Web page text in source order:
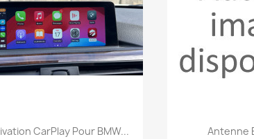
Aperçu rapide
CarPlay Pour BMW... 
Antenne